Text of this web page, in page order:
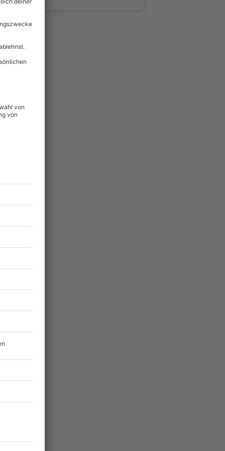
für alle Erlebnisse
& verlängerbar.
°P